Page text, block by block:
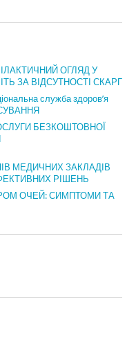
ОГЛЯД У
ЗА ВІДСУТНОСТІ СКАРГ
служба здоров’я
БЕЗКОШТОВНОЇ
МЕДИЧНИХ ЗАКЛАДІВ
РІШЕНЬ
ОЧЕЙ: СИМПТОМИ ТА